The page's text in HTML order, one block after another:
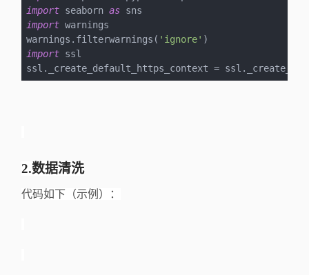
import seaborn as
import warnings
warnings.filterwarnings( 'ignore'
import ssl
ssl._create_default_https_context =
2.数据清洗
代码如下（示例）：